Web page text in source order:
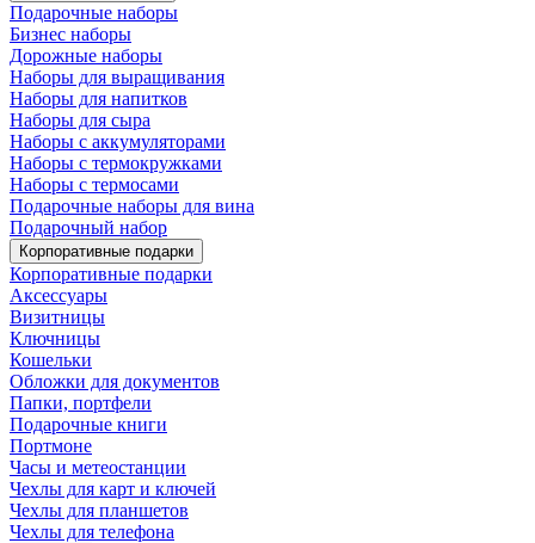
Подарочные наборы
Бизнес наборы
Дорожные наборы
Наборы для выращивания
Наборы для напитков
Наборы для сыра
Наборы с аккумуляторами
Наборы с термокружками
Наборы с термосами
Подарочные наборы для вина
Подарочный набор
Корпоративные подарки
Корпоративные подарки
Аксессуары
Визитницы
Ключницы
Кошельки
Обложки для документов
Папки, портфели
Подарочные книги
Портмоне
Часы и метеостанции
Чехлы для карт и ключей
Чехлы для планшетов
Чехлы для телефона